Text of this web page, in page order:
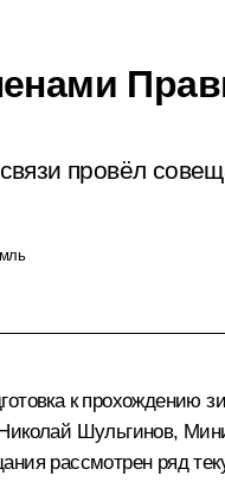
провёл
к прохождению
Шульгинов,
рассмотрен ряд